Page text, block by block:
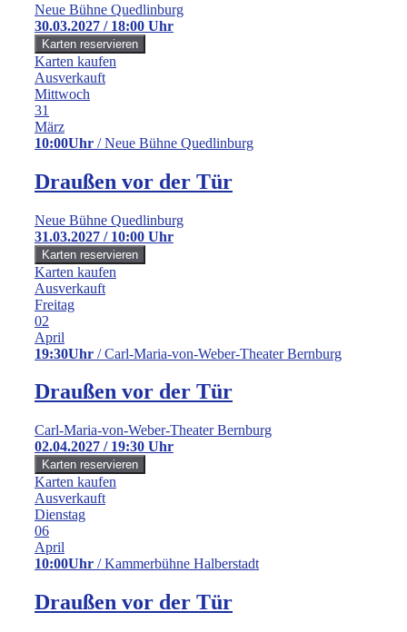
Neue Bühne Quedlinburg
30.03.2027 / 18:00 Uhr
Karten kaufen
Ausverkauft
Mittwoch
31
März
10:00Uhr / Neue Bühne Quedlinburg
Draußen vor der Tür
Neue Bühne Quedlinburg
31.03.2027 / 10:00 Uhr
Karten kaufen
Ausverkauft
Freitag
02
April
19:30Uhr / Carl-Maria-von-Weber-Theater Bernburg
Draußen vor der Tür
Carl-Maria-von-Weber-Theater Bernburg
02.04.2027 / 19:30 Uhr
Karten kaufen
Ausverkauft
Dienstag
06
April
10:00Uhr / Kammerbühne Halberstadt
Draußen vor der Tür